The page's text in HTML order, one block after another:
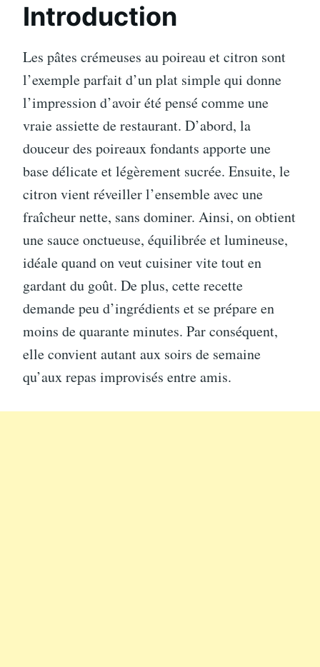
Introduction
Les pâtes crémeuses au poireau et citron sont
l’exemple parfait d’un plat simple qui donne
l’impression d’avoir été pensé comme une
vraie assiette de restaurant. D’abord, la
douceur des poireaux fondants apporte une
base délicate et légèrement sucrée. Ensuite, le
citron vient réveiller l’ensemble avec une
fraîcheur nette, sans dominer. Ainsi, on obtient
une sauce onctueuse, équilibrée et lumineuse,
idéale quand on veut cuisiner vite tout en
gardant du goût. De plus, cette recette
demande peu d’ingrédients et se prépare en
moins de quarante minutes. Par conséquent,
elle convient autant aux soirs de semaine
qu’aux repas improvisés entre amis.